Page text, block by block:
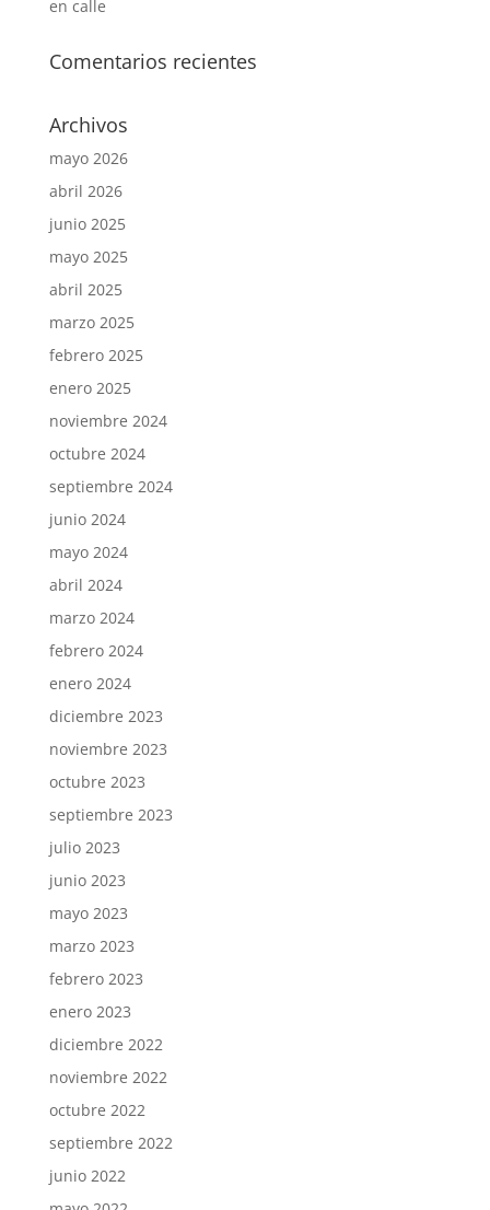
en calle
Comentarios recientes
Archivos
mayo 2026
abril 2026
junio 2025
mayo 2025
abril 2025
marzo 2025
febrero 2025
enero 2025
noviembre 2024
octubre 2024
septiembre 2024
junio 2024
mayo 2024
abril 2024
marzo 2024
febrero 2024
enero 2024
diciembre 2023
noviembre 2023
octubre 2023
septiembre 2023
julio 2023
junio 2023
mayo 2023
marzo 2023
febrero 2023
enero 2023
diciembre 2022
noviembre 2022
octubre 2022
septiembre 2022
junio 2022